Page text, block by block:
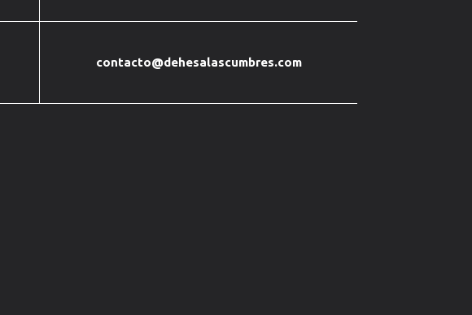
contacto@dehesalascumbres.com